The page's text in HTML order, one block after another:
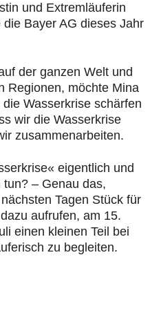
und Extremläuferin
Bayer AG dieses Jahr
der ganzen Welt und
Regionen, möchte Mina
Wasserkrise schärfen
wir die Wasserkrise
zusammenarbeiten.
eigentlich und
– Genau das,
Tagen Stück für
aufrufen, am 15.
einen kleinen Teil bei
zu begleiten.